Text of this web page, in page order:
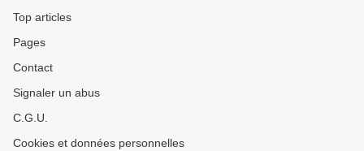
Top articles
Pages
Contact
Signaler un abus
C.G.U.
Cookies et données personnelles